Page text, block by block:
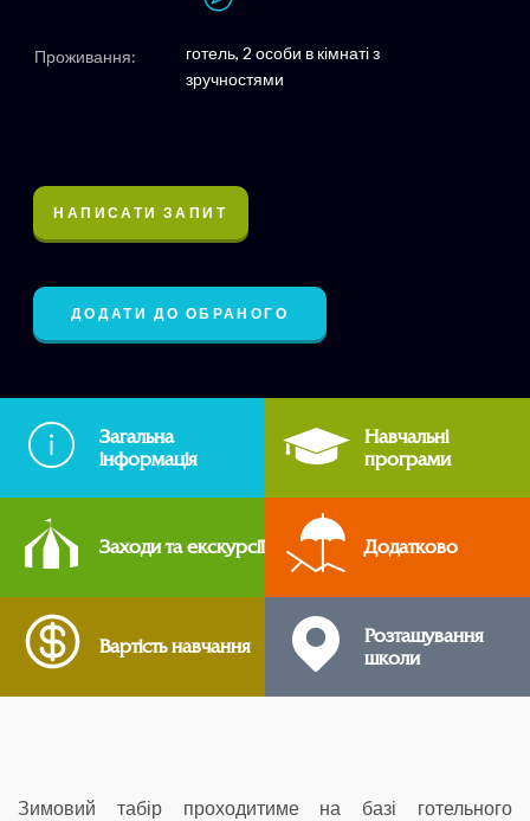
Проживання:
готель, 2 особи в кімнаті з
зручностями
НАПИСАТИ ЗАПИТ
ДОДАТИ ДО ОБРАНОГО
Загальна
інформація
Навчальні
програми
Заходи та екскурсії Додатково
Вартість навчання
Розташування
школи
Зимовий табір проходитиме на базі готельного